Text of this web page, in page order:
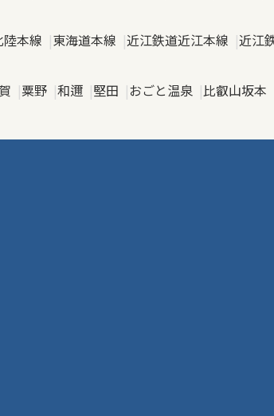
陸本線 東海道本線 近江鉄道近江本線 近江
粟野 和邇 堅田 おごと温泉 比叡山坂本